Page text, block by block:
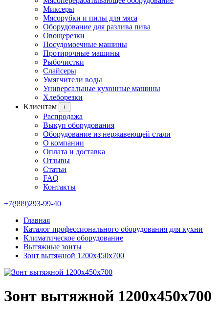
Миксеры
Мясорубки и пилы для мяса
Оборудование для разлива пива
Овощерезки
Посудомоечные машины
Протирочные машины
Рыбочистки
Слайсеры
Умягчители воды
Универсальные кухонные машины
Хлеборезки
Клиентам
+
Распродажа
Выкуп оборудования
Оборудование из нержавеющей стали
О компании
Оплата и доставка
Отзывы
Статьи
FAQ
Контакты
+7(999)293-99-40
Главная
Каталог профессионального оборудования для кухни
Климатическое оборудование
Вытяжные зонты
Зонт вытяжной 1200х450х700
Зонт вытяжной 1200х450х700